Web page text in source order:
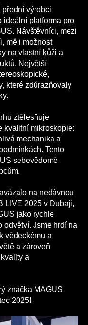
přední výrobci
ideální platforma pro
Návštěvníci, mezi
měli možnost
na vlastní kůži a
Největší
které zdůrazňovaly
ztělesňuje
kvalitní mikroskopie:
mechanika a
Tento
sebevědomě
na nedávnou
LIVE 2025 v Dubaji,
jako rychle
odvětví. Jsme hrdí na
vědeckému a
a zároveň
a
značka MAGUS
2025!